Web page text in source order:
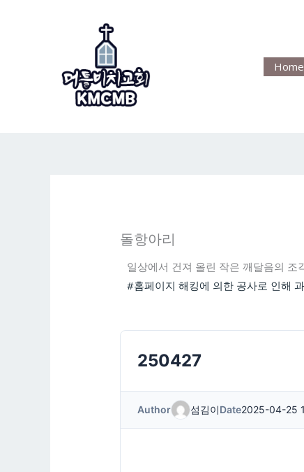
Home
돌항아리
일상에서 건져 올린 작은 깨달음의 조
#홈페이지 해킹에 의한 공사로 인해
250427
Author 섬김이Date2025-04-25